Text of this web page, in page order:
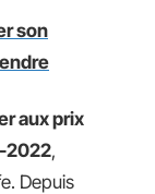
son
aux prix
2022,
Depuis